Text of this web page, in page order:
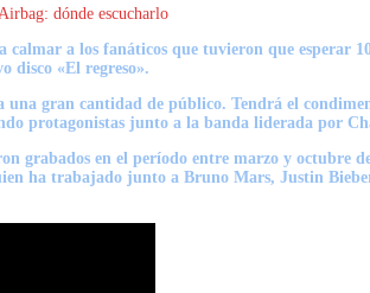
dónde escucharlo
a los fanáticos que tuvieron que esperar
disco «El regreso».
una gran cantidad de público. Tendrá el
protagonistas junto a la banda liderada por
grabados en el período entre marzo y
ha trabajado junto a Bruno Mars, Justin